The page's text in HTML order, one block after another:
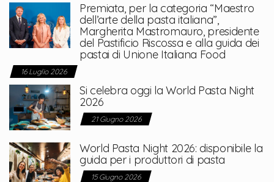
Premiata, per la categoria “Maestro
dell’arte della pasta italiana”,
Margherita Mastromauro, presidente
del Pastificio Riscossa e alla guida dei
pastai di Unione Italiana Food
16 Luglio 2026
Si celebra oggi la World Pasta Night
2026
21 Giugno 2026
World Pasta Night 2026: disponibile la
guida per i produttori di pasta
15 Giugno 2026